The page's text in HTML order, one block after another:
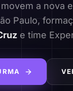
a nova
Paulo,
e time